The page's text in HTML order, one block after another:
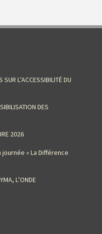
SUR L’ACCESSIBILITÉ DU
DES
2026
« La Différence
L’ONDE